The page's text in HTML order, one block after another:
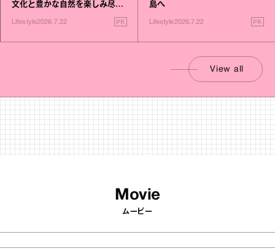
文化と豊かな自然を楽しみ尽く
Lifestyle2026.7.22 PR
島へ
Lifestyle2026.7.22 PR
View all
Movie
ムービー